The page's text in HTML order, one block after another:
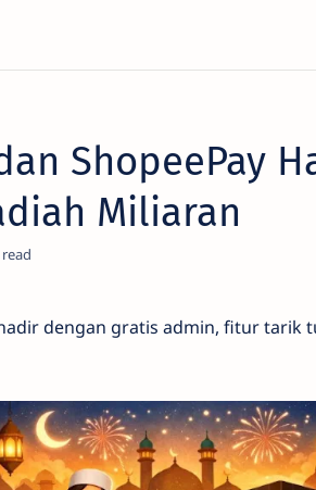
ShopeePay
Miliaran
dengan gratis admin, fitur tarik